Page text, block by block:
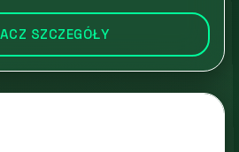
SZCZEGÓŁY